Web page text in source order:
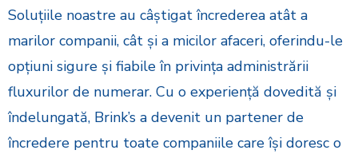
Soluțiile noastre au câștigat încrederea atât a
marilor companii, cât și a micilor afaceri, oferindu-le
opțiuni sigure și fiabile în privința administrării
fluxurilor de numerar. Cu o experiență dovedită și
îndelungată, Brink’s a devenit un partener de
încredere pentru toate companiile care își doresc o